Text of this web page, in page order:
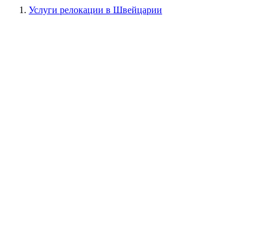
Услуги релокации в Швейцарии